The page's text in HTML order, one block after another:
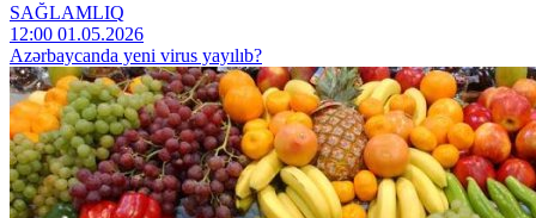
SAĞLAMLIQ
12:00 01.05.2026
Azərbaycanda yeni virus yayılıb?